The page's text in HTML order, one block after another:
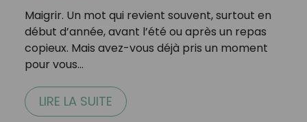
Maigrir. Un mot qui revient souvent, surtout en
début d’année, avant l’été ou après un repas
copieux. Mais avez-vous déjà pris un moment
pour vous…
LIRE LA SUITE